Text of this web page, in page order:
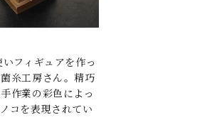
フィギュアを作っ
糸工房さん。精巧
作業の彩色によっ
コを表現されてい